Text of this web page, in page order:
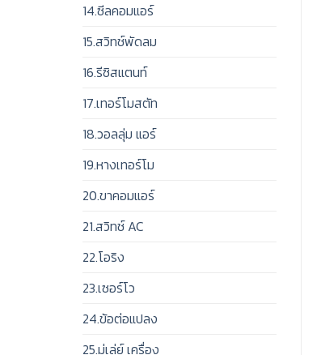
14.ซีลคอมแอร์
15.สวิทช์พัดลม
16.รีซิสแตนท์
17.เทอร์โมสตัท
18.วอลลุ่ม แอร์
19.หางเทอร์โม
20.ขาคอมแอร์
21.สวิทช์ AC
22.โอริง
23.เซอร์โว
24.ข้อต่อแปลง
25.มู่เล่ย์ เครื่อง